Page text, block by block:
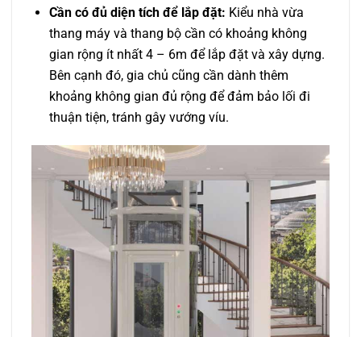
Cần có đủ diện tích để lắp đặt: Kiểu nhà vừa
thang máy và thang bộ cần có khoảng không
gian rộng ít nhất 4 – 6m để lắp đặt và xây dựng.
Bên cạnh đó, gia chủ cũng cần dành thêm
khoảng không gian đủ rộng để đảm bảo lối đi
thuận tiện, tránh gây vướng víu.